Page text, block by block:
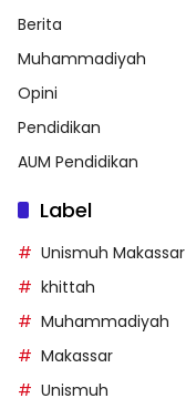
Berita
Muhammadiyah
Opini
Pendidikan
AUM Pendidikan
Label
Unismuh Makassar
khittah
Muhammadiyah
Makassar
Unismuh